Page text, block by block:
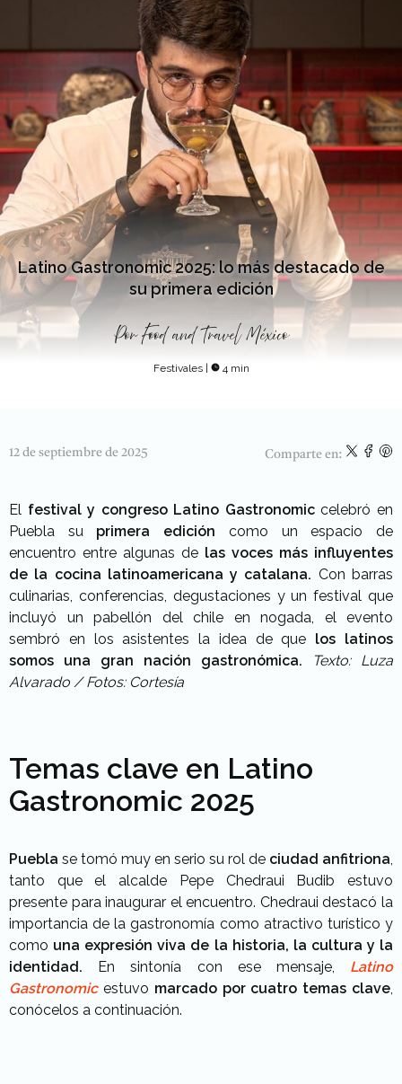
Latino Gastronomic 2025: lo más destacado de
su primera edición
Por Food and Travel México
Festivales 4 min
12 de septiembre de 2025 Comparte en:
El festival y congreso Latino Gastronomiccelebró en
Puebla su primera edición como un espacio de
encuentro entre algunas de las voces más influyentes
de la cocina latinoamericana y catalana. Con barras
culinarias, conferencias, degustaciones y un festival que
incluyó un pabellón del chile en nogada, el evento
sembró en los asistentes la idea de que los latinos
somos una gran nación gastronómica.
Texto: Luza
Alvarado /Fotos: Cortesía
Temas clave en Latino
Gastronomic 2025
Puebla se tomó muy en serio su rol de ciudad anfitriona,
tanto que el alcalde Pepe Chedraui Budib estuvo
presente para inaugurar el encuentro. Chedraui destacó la
importancia de la gastronomía como atractivo turístico y
como una expresión viva de la historia, la cultura y la
identidad. En sintonía con ese mensaje, Latino
Gastronomicestuvo marcado por cuatro temas clave,
conócelos a continuación.